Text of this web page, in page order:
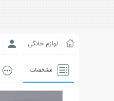
لوازم خانگی
مشخصات